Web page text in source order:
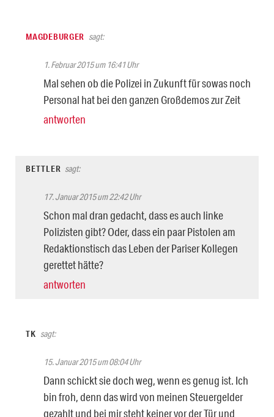
MAGDEBURGER sagt:
1. Februar 2015 um 16:41 Uhr
Mal sehen ob die Polizei in Zukunft für sowas noch
Personal hat bei den ganzen Großdemos zur Zeit
antworten
BETTLER sagt:
17. Januar 2015 um 22:42 Uhr
Schon mal dran gedacht, dass es auch linke
Polizisten gibt? Oder, dass ein paar Pistolen am
Redaktionstisch das Leben der Pariser Kollegen
gerettet hätte?
antworten
TK sagt:
15. Januar 2015 um 08:04 Uhr
Dann schickt sie doch weg, wenn es genug ist. Ich
bin froh, denn das wird von meinen Steuergelder
gezahlt und bei mir steht keiner vor der Tür und